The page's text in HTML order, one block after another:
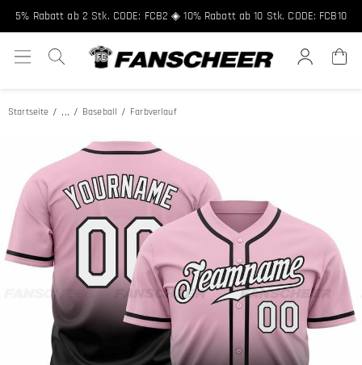
5% Rabatt ab 2 Stk. CODE: FCB2 ◈ 10% Rabatt ab 10 Stk. CODE: FCB10
Startseite ... Baseball Farbverlauf